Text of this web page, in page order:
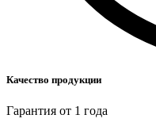
Качество продукции
Гарантия от 1 года